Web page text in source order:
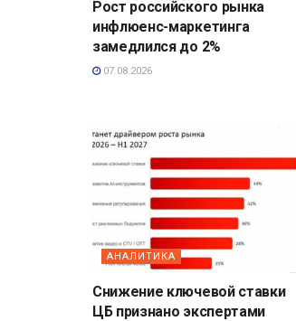
Рост российского рынка
инфлюенс-маркетинга
замедлился до 2%
07.08.2026
АНАЛИТИКА
Снижение ключевой ставки
ЦБ признано экспертами